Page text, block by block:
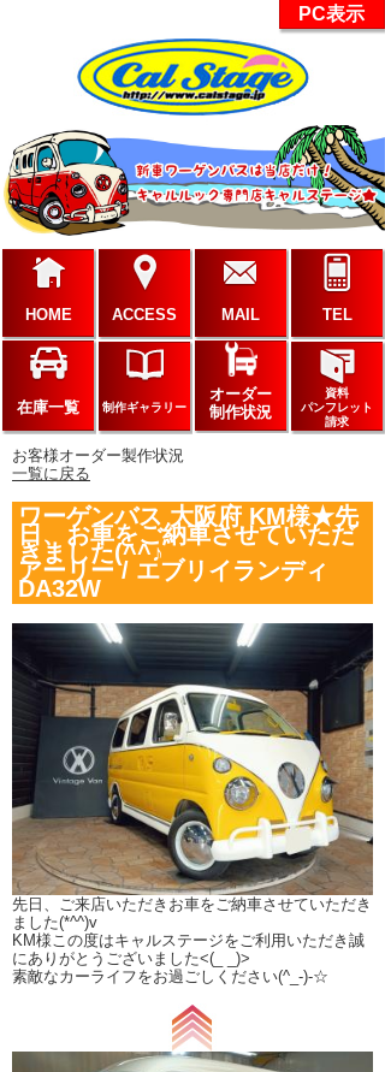
PC表示
HOME ACCESS MAIL TEL
在庫一覧 制作ギャラリー
オーダー
制作状況
資料
パンフレット
請求
お客様オーダー製作状況
一覧に戻る
ワーゲンバス 大阪府 KM様★先
日、お車をご納車させていただ
きました(^^♪
アーリー / エブリイランディ
DA32W
先日、ご来店いただきお車をご納車させていただき
ました(*^^)v
KM様この度はキャルステージをご利用いただき誠
にありがとうございました<(_ _)>
素敵なカーライフをお過ごしください(^_-)-☆